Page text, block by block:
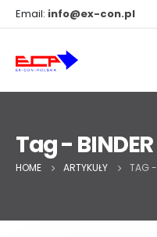
Email: info@ex-con.pl
Tag - BINDER
HOME ARTYKUŁY TAG -